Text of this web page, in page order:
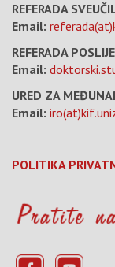
REFERADA
Email:
REFERADA
Email:
URED ZA
Email:
POLITIKA